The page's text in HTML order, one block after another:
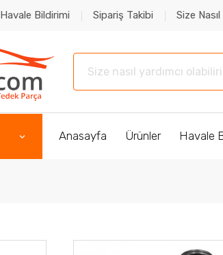
Havale Bildirimi Sipariş Takibi Size
Anasayfa Ürünler Havale